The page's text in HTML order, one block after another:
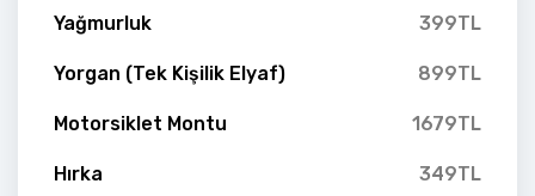
Yağmurluk 399TL
Yorgan (Tek Kişilik Elyaf) 899TL
Motorsiklet Montu 1679TL
Hırka 349TL